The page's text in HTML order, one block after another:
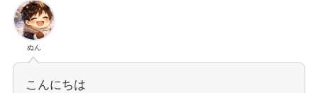
ぬん
こんにちは